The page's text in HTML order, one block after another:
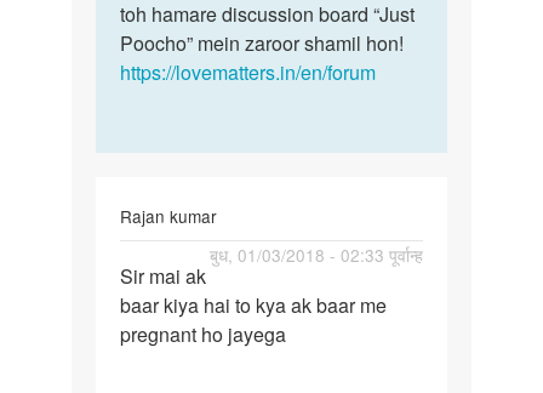
toh hamare discussion board “Just
Poocho” mein zaroor shamil hon!
https://lovematters.in/en/forum
Rajan kumar
बुध, 01/03/2018 - 02:33 पूर्वान्ह
Sir
mai
ak
Sir mai ak
baar kiya hai to kya ak baar me
pregnant ho jayega